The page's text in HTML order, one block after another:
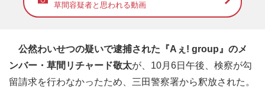
草間容疑者と思われる動画
公然わいせつの疑いで逮捕された『Aぇ! group』のメ
ンバー・草間リチャード敬太が、10月6日午後、検察が勾
留請求を行わなかったため、三田警察署から釈放された。